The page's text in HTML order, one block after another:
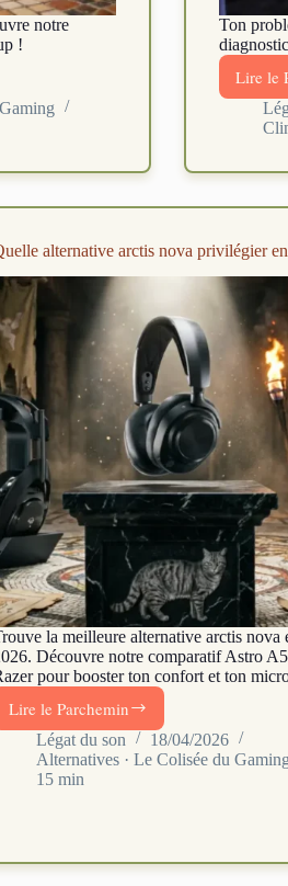
notre
!
Ton
Lire le
alternative arctis nova privilégier
la meilleure alternative arctis nova
Découvre notre comparatif Astro
pour booster ton confort et ton
Lire le Parchemin
Quelle
alternative
arctis
nova
?
Légat du son
18/04/2026
Alternatives · Le Colisée du Gaming
15 min